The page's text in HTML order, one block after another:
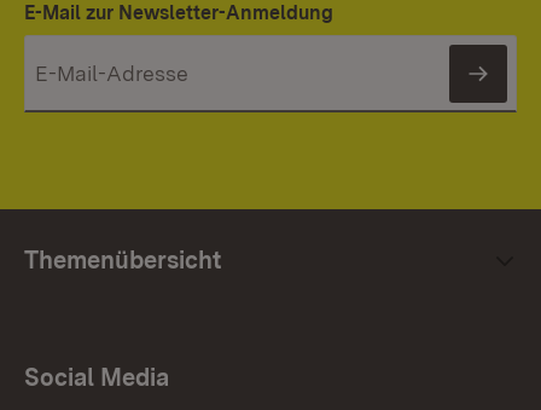
E-Mail zur Newsletter-Anmeldung
Themenübersicht
Social Media